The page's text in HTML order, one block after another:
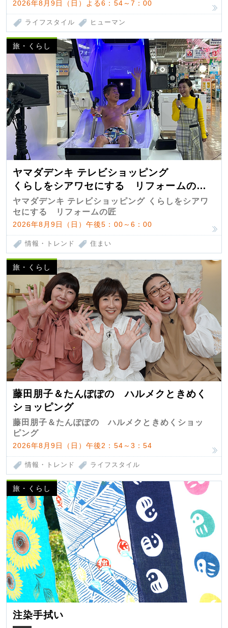
2026年8月9日（日）よる6：54～7：00
ライフスタイル ヒューマン
旅・くらし
ヤマダデンキ テレビショッピング
くらしをシアワセにする リフォームの
匠 第7弾
ヤマダデンキ テレビショッピング くらしをシアワ
セにする リフォームの匠
2026年8月9日（日）午後5：00～6：00
情報・トレンド 住まい
旅・くらし
藤田朋子＆たんぽぽの ハルメクときめく
ショッピング
藤田朋子＆たんぽぽの ハルメクときめくショッ
ピング
2026年8月9日（日）午後2：54～3：54
情報・トレンド ライフスタイル
旅・くらし
注染手拭い